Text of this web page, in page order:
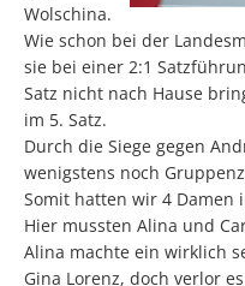
Wolschina.
Wie schon bei der
sie bei einer 2:1
Satz nicht nach Hause
im 5. Satz.
Durch die Siege gegen
wenigstens noch
Somit hatten wir 4 Damen
Hier mussten Alina und
Alina machte ein wirklich
Gina Lorenz, doch verlor